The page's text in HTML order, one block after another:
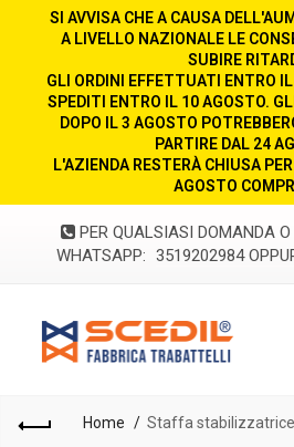
SI AVVISA CHE A CAUSA
A LIVELLO NAZIONALE LE
SUBIRE
GLI ORDINI EFFETTUATI ENTRO
SPEDITI ENTRO IL 10 AGOSTO.
DOPO IL 3 AGOSTO
PARTIRE DAL 24
L'AZIENDA RESTERÀ CHIUSA
AGOSTO
PER QUALSIASI DOMANDA O
WHATSAPP: 3519202984
Home Staffa